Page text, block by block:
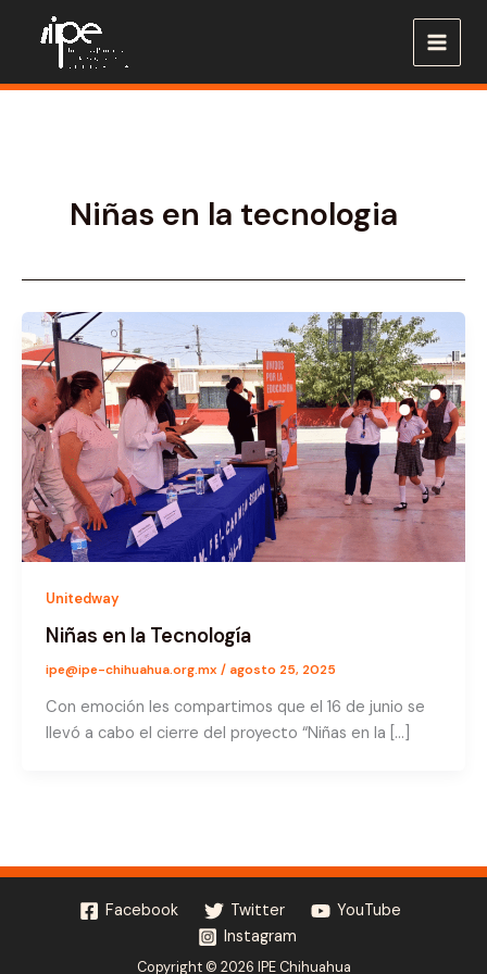
contenido
Niñas en la tecnologia
Unitedway
Niñas en la Tecnología
ipe@ipe-chihuahua.org.mx / agosto 25, 2025
Con emoción les compartimos que el 16 de junio se
llevó a cabo el cierre del proyecto “Niñas en la […]
Facebook Twitter
YouTube
Instagram
Copyright © 2026 IPE Chihuahua